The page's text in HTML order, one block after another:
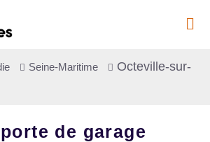
Seine-Maritime
Octeville-sur-
de garage